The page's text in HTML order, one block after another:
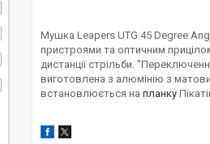
Мушка Leapers UTG 45 Degree
пристроями та оптичним
дистанції стрільби.
виготовлена з алюмінію з
встановлюється на планку